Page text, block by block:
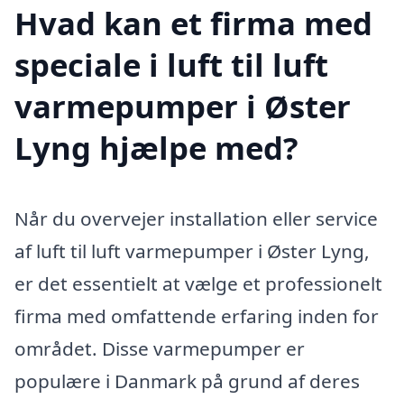
Hvad kan et firma med
speciale i luft til luft
varmepumper i Øster
Lyng hjælpe med?
Når du overvejer installation eller service
af luft til luft varmepumper i Øster Lyng,
er det essentielt at vælge et professionelt
firma med omfattende erfaring inden for
området. Disse varmepumper er
populære i Danmark på grund af deres